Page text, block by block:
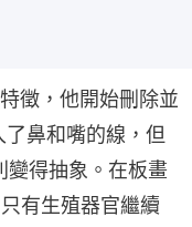
徵，他開始刪除並
鼻和嘴的線，但
變得抽象。在板畫
有生殖器官繼續